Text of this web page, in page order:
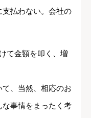
払わない。会社の
て金額を叩く、増
、当然、相応のお
事情をまったく考